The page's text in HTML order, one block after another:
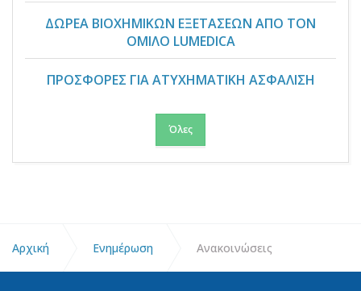
ΔΩΡΕΑ ΒΙΟΧΗΜΙΚΩΝ ΕΞΕΤΑΣΕΩΝ ΑΠΟ ΤΟΝ
ΟΜΙΛΟ LUMEDICA
ΠΡΟΣΦΟΡΕΣ ΓΙΑ ΑΤΥΧΗΜΑΤΙΚΗ ΑΣΦΑΛΙΣΗ
Όλες
Αρχική Ενημέρωση Ανακοινώσεις